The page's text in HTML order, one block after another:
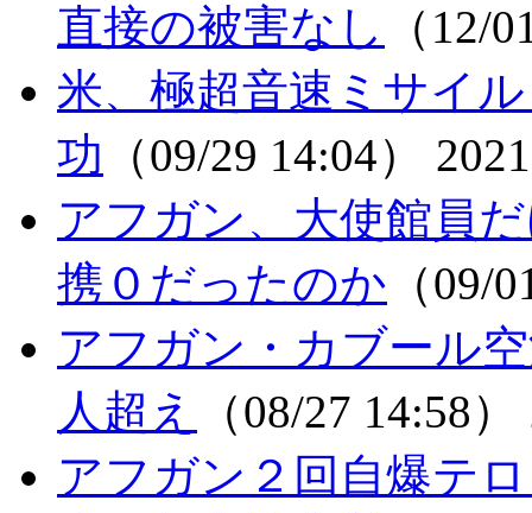
直接の被害なし
（12/
米、極超音速ミサイ
功 （09/29 14:04）
アフガン、大使館員
携０だったのか （09/
アフガン・カブール
人超え
（08/27 14:58）
アフガン２回自爆